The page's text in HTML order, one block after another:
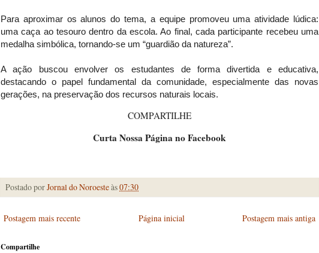
Para aproximar os alunos do tema, a equipe promoveu uma atividade lúdica:
uma caça ao tesouro dentro da escola. Ao final, cada participante recebeu uma
medalha simbólica, tornando-se um “guardião da natureza”.
A ação buscou envolver os estudantes de forma divertida e educativa,
destacando o papel fundamental da comunidade, especialmente das novas
gerações, na preservação dos recursos naturais locais.
COMPARTILHE
Curta Nossa Página no Facebook
Postado porJornal do Noroesteàs07:30
Postagem mais recente Postagem mais antiga
Página inicial
Compartilhe